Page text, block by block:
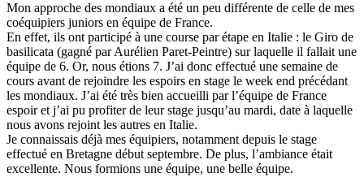
Mon approche des mondiaux a été un peu différente de celle de mes
coéquipiers juniors en équipe de France.
En effet, ils ont participé à une course par étape en Italie : le Giro de
basilicata (gagné par Aurélien Paret-Peintre) sur laquelle il fallait une
équipe de 6. Or, nous étions 7. J’ai donc effectué une semaine de
cours avant de rejoindre les espoirs en stage le week end précédant
les mondiaux. J’ai été très bien accueilli par l’équipe de France
espoir et j’ai pu profiter de leur stage jusqu’au mardi, date à laquelle
nous avons rejoint les autres en Italie.
Je connaissais déjà mes équipiers, notamment depuis le stage
effectué en Bretagne début septembre. De plus, l’ambiance était
excellente. Nous formions une équipe, une belle équipe.